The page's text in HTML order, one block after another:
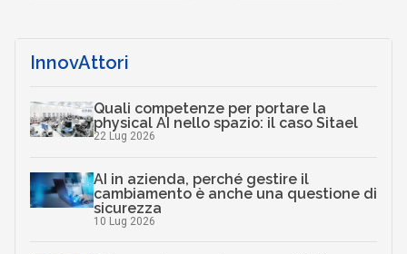
InnovAttori
Quali competenze per portare la
physical AI nello spazio: il caso Sitael
22 Lug 2026
AI in azienda, perché gestire il
cambiamento è anche una questione di
sicurezza
10 Lug 2026